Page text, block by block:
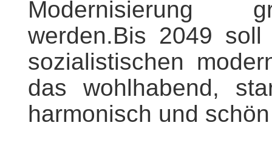
Modernisierung
werden.Bis 2049
sozialistischen
das wohlhabend,
harmonisch und